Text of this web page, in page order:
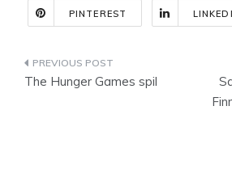
PINTEREST
Indlægsnavigation
The Hunger Games spil